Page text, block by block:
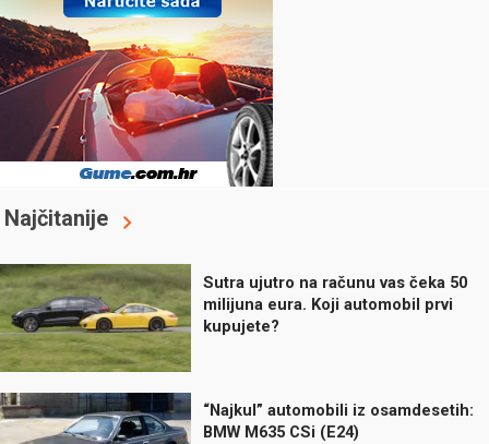
Najčitanije
Sutra ujutro na računu vas čeka 50
milijuna eura. Koji automobil prvi
kupujete?
“Najkul” automobili iz osamdesetih:
BMW M635 CSi (E24)